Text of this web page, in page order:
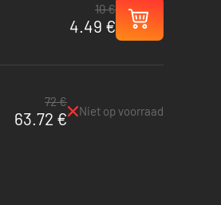
10 €
4.49 €
72 €
63.72 € Niet op voorraad